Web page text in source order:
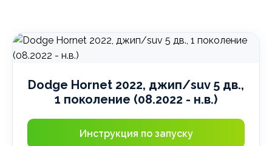
Dodge Hornet 2022, джип/suv 5 дв.,
1 поколение (08.2022 - н.в.)
Инструкция по запуску